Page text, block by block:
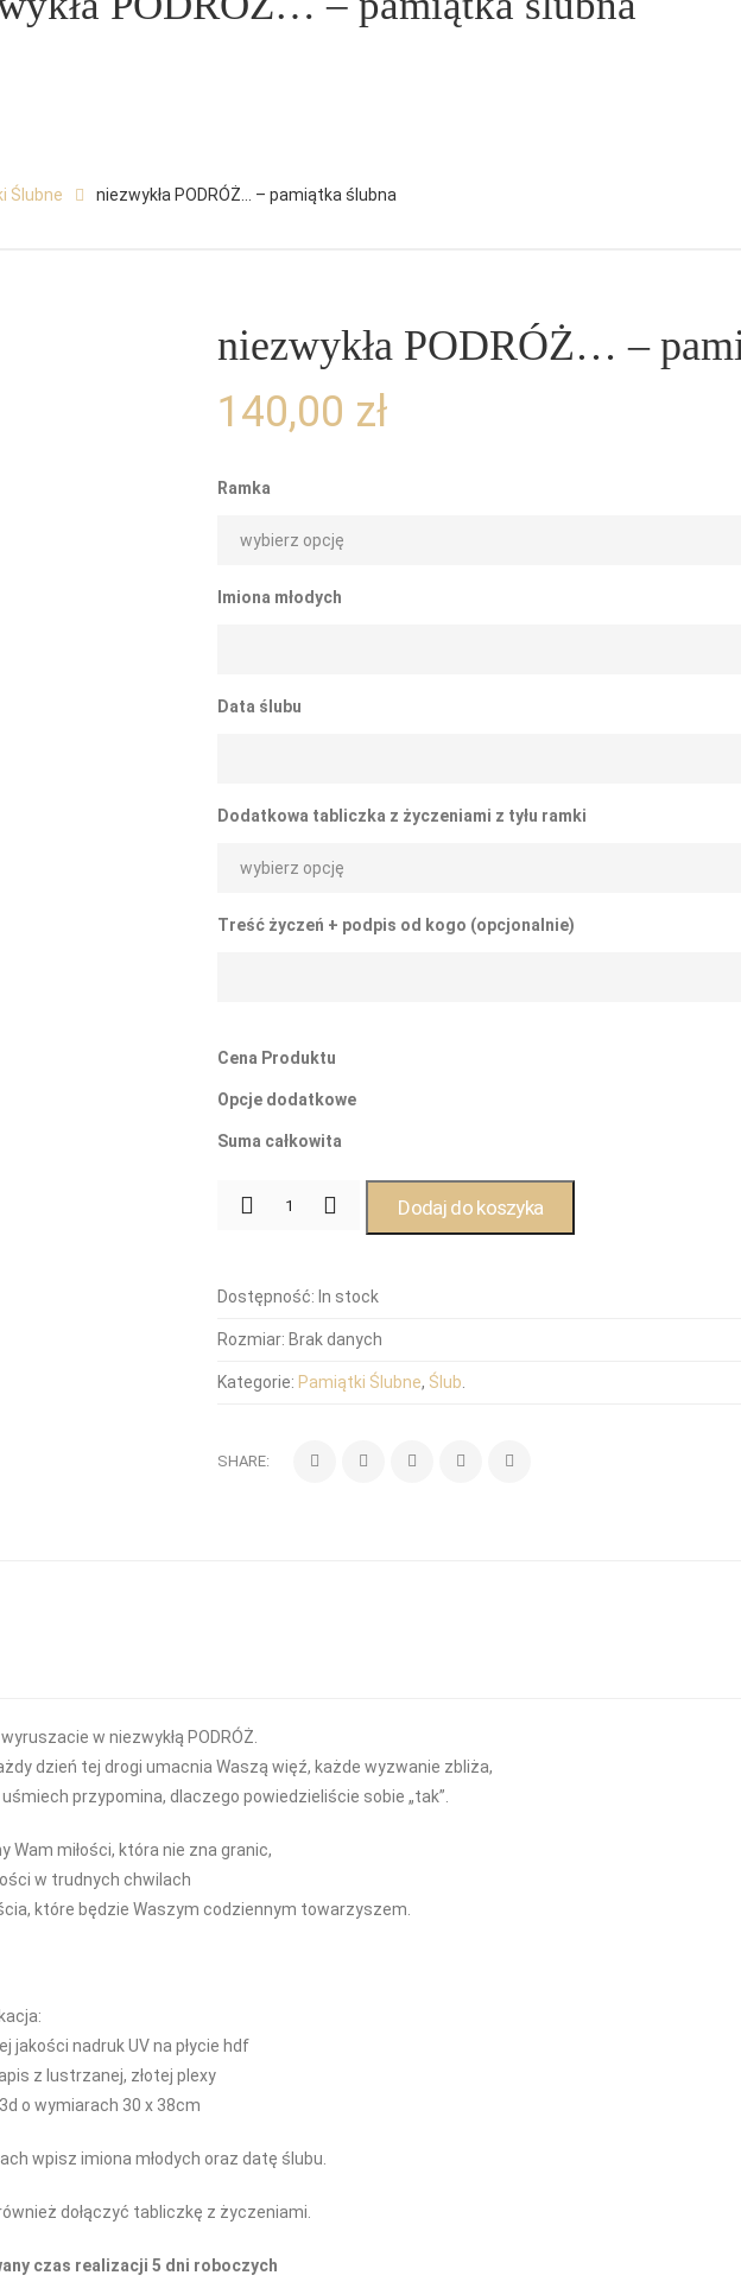
Ślubne niezwykła PODRÓŻ… – pamiątka ślubna
niezwykła PODRÓŻ… –
140,00 zł
Ramka
Imiona młodych
Data ślubu
Dodatkowa tabliczka z życzeniami z tyłu ramki
Treść życzeń + podpis od kogo (opcjonalnie)
Cena Produktu
Opcje dodatkowe
Suma całkowita
Dodaj do koszyka
Dostępność: In stock
Rozmiar: Brak danych
Kategorie: Pamiątki Ślubne, Ślub
SHARE:
w niezwykłą PODRÓŻ.
dzień tej drogi umacnia Waszą więź, każde wyzwanie zbliża,
przypomina, dlaczego powiedzieliście sobie „tak”.
Wam miłości, która nie zna granic,
w trudnych chwilach
które będzie Waszym codziennym towarzyszem.
jakości nadruk UV na płycie hdf
z lustrzanej, złotej plexy
o wymiarach 30 x 38cm
wpisz imiona młodych oraz datę ślubu.
dołączyć tabliczkę z życzeniami.
czas realizacji 5 dni roboczych